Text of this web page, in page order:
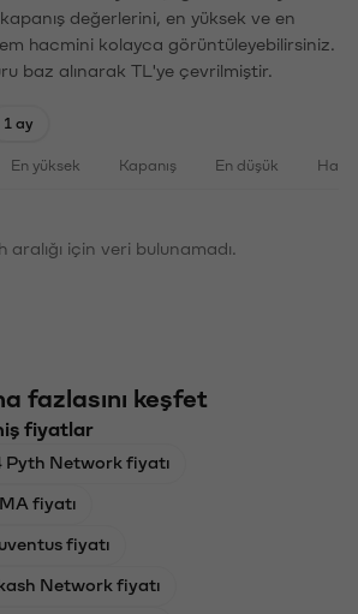
değerlerini, en yüksek ve en
hacmini kolayca görüntüleyebilirsiniz.
baz alınarak TL'ye çevrilmiştir.
1 ay
En yüksek Kapanış En düşük
aralığı için veri bulunamadı.
fazlasını keşfet
fiyatlar
Pyth Network fiyatı
fiyatı
fiyatı
Network fiyatı